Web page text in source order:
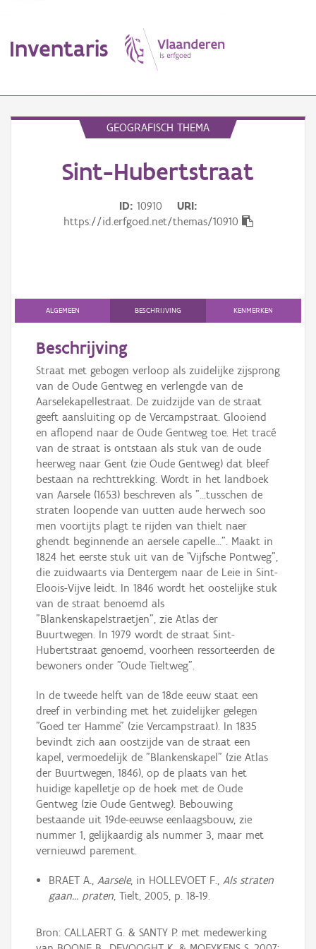
Inventaris
Erfgoedobject
Persoon of collectief
Downloads
Hergebruik
Aanmelden
GEOGRAFISCH THEMA
Sint-Hubertstraat
ID 10910
URI
https://id.erfgoed.net/themas/10910
ALGEMEEN BESCHRIJVING KENMERKEN
Beschrijving
Straat met gebogen verloop als zuidelijke zijsprong
van de Oude Gentweg en verlengde van de
Aarselekapellestraat. De zuidzijde van de straat
geeft aansluiting op de Vercampstraat. Glooiend
en aflopend naar de Oude Gentweg toe. Het tracé
van de straat is ontstaan als stuk van de oude
heerweg naar Gent (zie Oude Gentweg) dat bleef
bestaan na rechttrekking. Wordt in het landboek
van Aarsele (1653) beschreven als "...tusschen de
straten loopende van uutten aude herwech soo
men voortijts plagt te rijden van thielt naer
ghendt beginnende an aersele capelle...". Maakt in
1824 het eerste stuk uit van de "Vijfsche Pontweg",
die zuidwaarts via Dentergem naar de Leie in Sint-
Eloois-Vijve leidt. In 1846 wordt het oostelijke stuk
van de straat benoemd als
"Blankenskapelstraetjen", zie Atlas der
Buurtwegen. In 1979 wordt de straat Sint-
Hubertstraat genoemd, voorheen ressorteerden de
bewoners onder "Oude Tieltweg".
In de tweede helft van de 18de eeuw staat een
dreef in verbinding met het zuidelijker gelegen
"Goed ter Hamme" (zie Vercampstraat). In 1835
bevindt zich aan oostzijde van de straat een
kapel, vermoedelijk de "Blankenskapel" (zie Atlas
der Buurtwegen, 1846), op de plaats van het
huidige kapelletje op de hoek met de Oude
Gentweg (zie Oude Gentweg). Bebouwing
bestaande uit 19de-eeuwse eenlaagsbouw, zie
nummer 1, gelijkaardig als nummer 3, maar met
vernieuwd parement.
BRAET A., Aarsele, in HOLLEVOET F., Als straten
gaan... praten, Tielt, 2005, p. 18-19.
Bron: CALLAERT G. & SANTY P. met medewerking